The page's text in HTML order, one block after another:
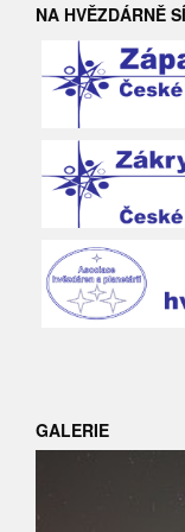
NA HVĚZDÁRNĚ
GALERIE